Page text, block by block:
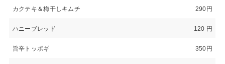
カクテキ＆梅干しキムチ 290円
ハニーブレッド 120 円
旨辛トッポギ 350円